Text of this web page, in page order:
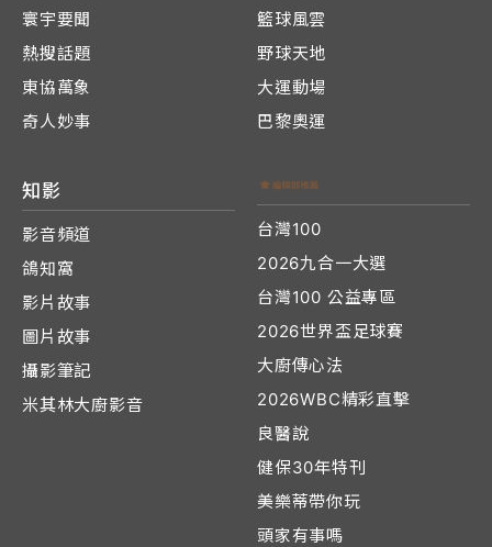
寰宇要聞
熱搜話題
東協萬象
奇人妙事
籃球風雲
野球天地
大運動場
巴黎奧運
知影
影音頻道
鴿知窩
影片故事
圖片故事
攝影筆記
米其林大廚影音
台灣100
2026九合一大選
台灣100 公益專區
2026世界盃足球賽
大廚傳心法
2026WBC精彩直擊
良醫說
健保30年特刊
美樂蒂帶你玩
頭家有事嗎